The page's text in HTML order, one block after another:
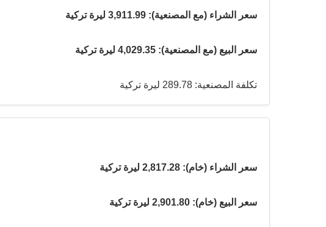
سعر الشراء (مع المصنعية): 3,911.99 ليرة تركية
سعر البيع (مع المصنعية): 4,029.35 ليرة تركية
تكلفة المصنعية: 289.78 ليرة تركية
سعر الشراء (خام): 2,817.28 ليرة تركية
سعر البيع (خام): 2,901.80 ليرة تركية